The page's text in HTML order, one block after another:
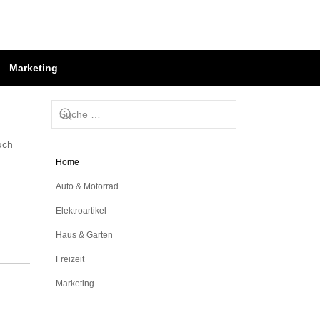
Marketing
Home
Auto & Motorrad
Elektroartikel
Haus & Garten
Freizeit
Marketing